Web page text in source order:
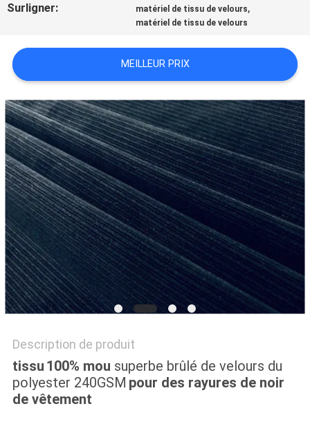
CONTACTEZ-
NOUS
NOUVELLES
DEMANDEZ
UNE
CITATION
PLAN
DU
SITE
PRIVACY
POLICY
Surligner: matériel de tissu de velours,
matériel de tissu de velours
MEILLEUR PRIX
Description de produit
tissu 100% mou superbe brûlé de velours du
polyester 240GSM pour des rayures de noir
de vêtement